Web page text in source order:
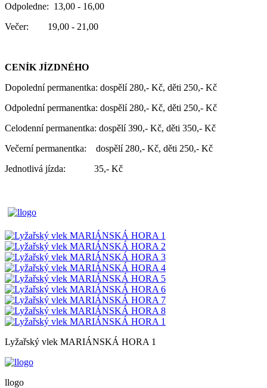
Odpoledne: 13,00 - 16,00
Večer: 19,00 - 21,00
CENÍK JÍZDNÉHO
Dopolední permanentka: dospělí 280,- Kč, děti 250,- Kč
Odpolední permanentka: dospělí 280,- Kč, děti 250,- Kč
Celodenní permanentka: dospělí 390,- Kč, děti 350,- Kč
Večerní permanentka: dospělí 280,- Kč, děti 250,- Kč
Jednotlivá jízda: 35,- Kč
Lyžařský vlek MARIÁNSKÁ HORA 1
llogo